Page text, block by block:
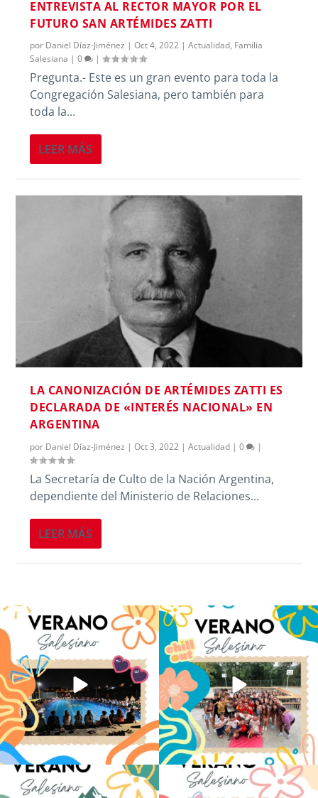
ENTREVISTA AL RECTOR MAYOR POR EL
FUTURO SAN ARTÉMIDES ZATTI
por Daniel Díaz-Jiménez |Oct 4, 2022 |Actualidad, Familia
Salesiana |0 |
Pregunta.- Este es un gran evento para toda la
Congregación Salesiana, pero también para
toda la...
LEER MÁS
LA CANONIZACIÓN DE ARTÉMIDES ZATTI ES
DECLARADA DE «INTERÉS NACIONAL» EN
ARGENTINA
por Daniel Díaz-Jiménez |Oct 3, 2022 |Actualidad |0 |
La Secretaría de Culto de la Nación Argentina,
dependiente del Ministerio de Relaciones...
LEER MÁS
Volvemos con el corazón bien llenito de
ADOS...
33
Los alumnos de 6º de Primaria, 1º y 2º
de la ESO...
146 2
La diversión y la alegría también se han
sentido...
No hay verano sin que sea Salesiano ❤️
💫 en Luz 4
...